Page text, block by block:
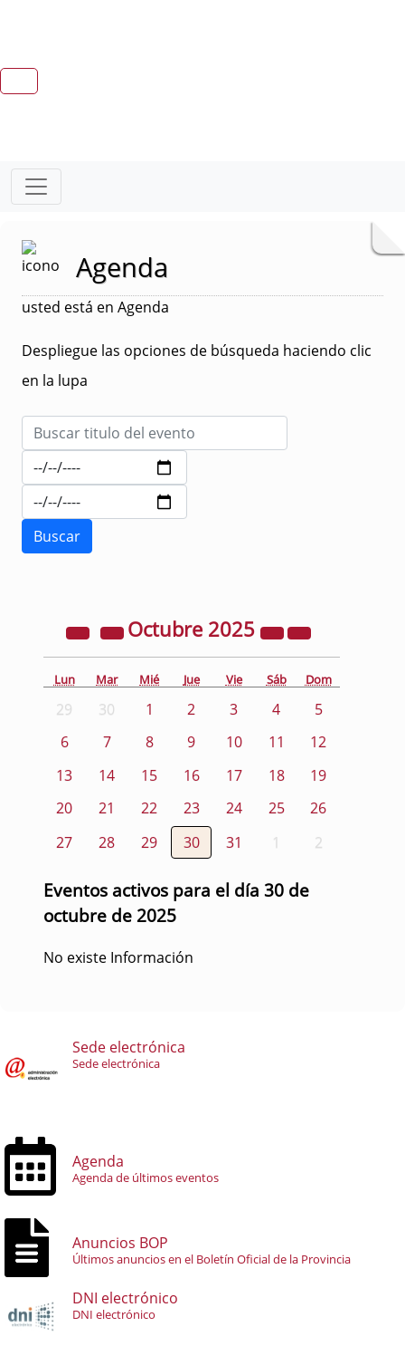
Agenda
usted está en Agenda
Despliegue las opciones de búsqueda haciendo clic
en la lupa
Octubre 2025
Lun Mar Mié Jue Vie Sáb Dom
29 30 1 2 3 4
5
6
7 8 9 10 11
12
13
14 15 16 17 18
19
20
21 22 23 24 25
26
27
28 29 30 31 1 2
Eventos activos para el día 30 de
octubre de 2025
No existe Información
Sede electrónica
Sede electrónica
Agenda
Agenda de últimos eventos
Anuncios BOP
Últimos anuncios en el Boletín Oficial de la Provincia
DNI electrónico
DNI electrónico